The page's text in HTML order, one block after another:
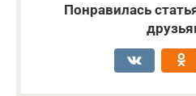
Понравилась